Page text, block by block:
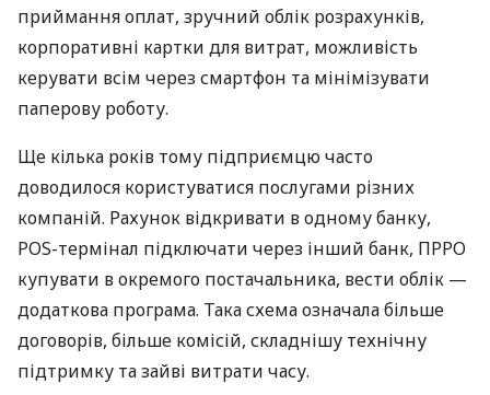
приймання оплат, зручний облік розрахунків,
корпоративні картки для витрат, можливість
керувати всім через смартфон та мінімізувати
паперову роботу.
Ще кілька років тому підприємцю часто
доводилося користуватися послугами різних
компаній. Рахунок відкривати в одному банку,
POS-термінал підключати через інший банк, ПРРО
купувати в окремого постачальника, вести облік —
додаткова програма. Така схема означала більше
договорів, більше комісій, складнішу технічну
підтримку та зайві витрати часу.